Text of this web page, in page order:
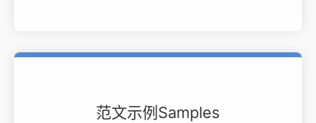
范文示例Samples